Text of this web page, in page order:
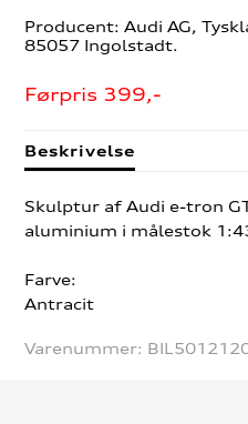
Producent: Audi AG,
85057 Ingolstadt.
Førpris 399,-
Beskrivelse
Skulptur af Audi e-tron
aluminium i målestok
Farve:
Antracit
Varenummer: